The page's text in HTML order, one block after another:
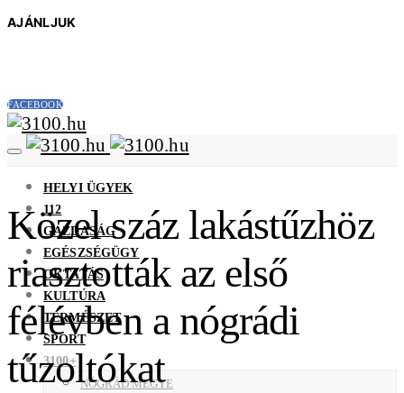
AJÁNLJUK
FACEBOOK
HELYI ÜGYEK
112
GAZDASÁG
EGÉSZSÉGÜGY
OKTATÁS
KULTÚRA
TERMÉSZET
SPORT
3100+
NÓGRÁD MEGYE
Közel száz lakástűzhöz
riasztották az első
félévben a nógrádi
tűzoltókat